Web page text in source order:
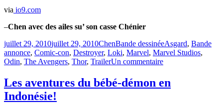
via io9.com
–Chen avec des ailes su’ son casse Chénier
Publié
le
juillet 29, 2010juillet 29, 2010ChenCatégories
Bande dessinéeÉtiquettes
Asgard, Bande
annonce, Comic-con, Destroyer, Loki, Marvel, Marvel Studios,
Odin, The Avengers, Thor, TrailerUn commentairesur
de
Les aventures du bébé-démon en
Indonésie!